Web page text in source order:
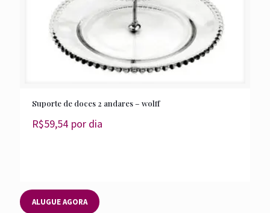
Suporte de doces 2 andares – wolff
R$59,54 por dia
ALUGUE AGORA